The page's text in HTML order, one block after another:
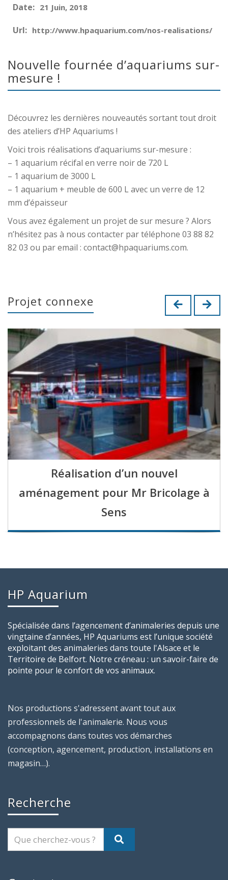
Date: 21 Juin, 2018
Url: http://www.hpaquarium.com/nos-realisations/
Nouvelle fournée d’aquariums sur-
mesure !
Découvrez les dernières nouveautés sortant tout droit
des ateliers d’HP Aquariums !
Voici trois réalisations d’aquariums sur-mesure :
– 1 aquarium récifal en verre noir de 720 L
– 1 aquarium de 3000 L
– 1 aquarium + meuble de 600 L avec un verre de 12
mm d’épaisseur
Vous avez également un projet de sur mesure ? Alors
n’hésitez pas à nous contacter par téléphone 03 88 82
82 03 ou par email : contact@hpaquariums.com.
Projet connexe
Réalisation d’un nouvel
aménagement pour Mr Bricolage à
Sens
HP Aquarium
Spécialisée dans l’agencement d’animaleries depuis une
vingtaine d’années, HP Aquariums est l’unique société
exploitant des animaleries dans toute l'Alsace et le
Territoire de Belfort. Notre créneau : un savoir-faire de
pointe pour le confort de vos animaux.
Nos productions s'adressent avant tout aux
professionnels de l'animalerie. Nous vous
accompagnons dans toutes vos démarches
(conception, agencement, production, installations en
magasin…).
Recherche